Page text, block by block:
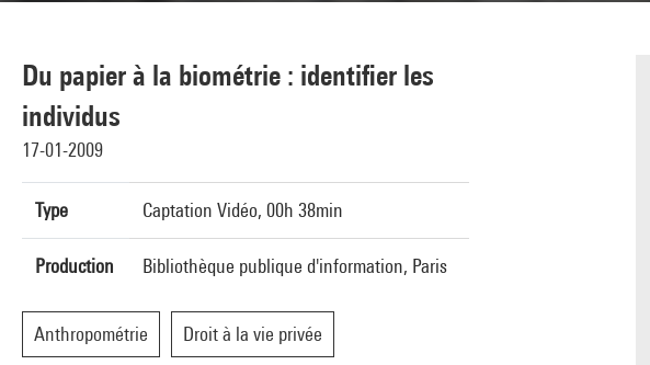
Du papier à la biométrie : identifier les
individus
17-01-2009
Type Captation Vidéo, 00h 38min
Production Bibliothèque publique d'information, Paris
Anthropométrie Droit à la vie privée